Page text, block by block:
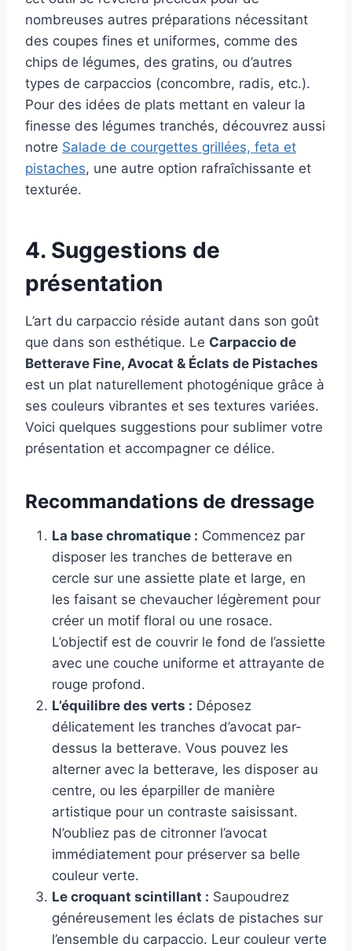
nombreuses autres préparations nécessitant
des coupes fines et uniformes, comme des
chips de légumes, des gratins, ou d’autres
types de carpaccios (concombre, radis, etc.).
Pour des idées de plats mettant en valeur la
finesse des légumes tranchés, découvrez aussi
notre Salade de courgettes grillées, feta et
pistaches, une autre option rafraîchissante et
texturée.
4. Suggestions de
présentation
L’art du carpaccio réside autant dans son goût
que dans son esthétique. Le Carpaccio de
Betterave Fine, Avocat & Éclats de Pistaches
est un plat naturellement photogénique grâce à
ses couleurs vibrantes et ses textures variées.
Voici quelques suggestions pour sublimer votre
présentation et accompagner ce délice.
Recommandations de dressage
La base chromatique : Commencez par
disposer les tranches de betterave en
cercle sur une assiette plate et large, en
les faisant se chevaucher légèrement pour
créer un motif floral ou une rosace.
L’objectif est de couvrir le fond de l’assiette
avec une couche uniforme et attrayante de
rouge profond.
L’équilibre des verts : Déposez
délicatement les tranches d’avocat par-
dessus la betterave. Vous pouvez les
alterner avec la betterave, les disposer au
centre, ou les éparpiller de manière
artistique pour un contraste saisissant.
N’oubliez pas de citronner l’avocat
immédiatement pour préserver sa belle
couleur verte.
Le croquant scintillant : Saupoudrez
généreusement les éclats de pistaches sur
l’ensemble du carpaccio. Leur couleur verte